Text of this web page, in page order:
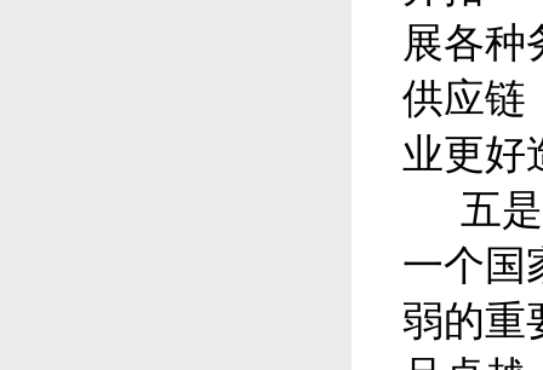
展各种
供应链
业更好
五
一个国
弱的重